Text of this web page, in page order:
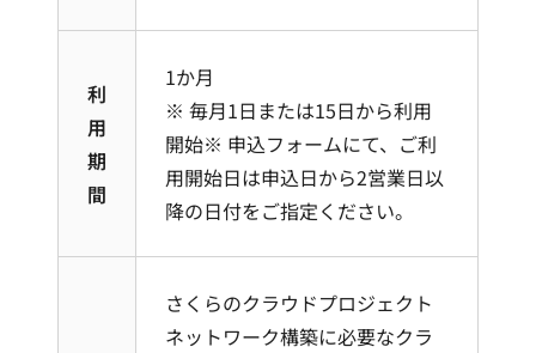
利
用
期
間
1か月
※ 毎月1日または15日から利用
開始※ 申込フォームにて、ご利
用開始日は申込日から2営業日以
降の日付をご指定ください。
さくらのクラウドプロジェクト
ネットワーク構築に必要なクラ